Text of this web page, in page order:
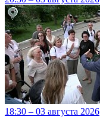
18:30 – 03 августа 2026